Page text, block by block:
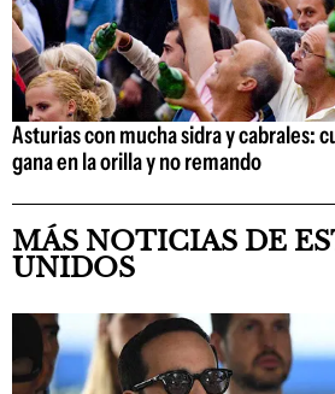
Asturias con mucha sidra y cabrales:
gana en la orilla y no remando
MÁS NOTICIAS DE
UNIDOS